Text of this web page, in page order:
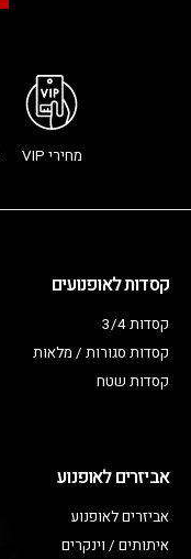
מחירי VIP
קסדות לאופנועים
קסדות 3/4
קסדות סגורות / מלאות
קסדות שטח
אביזרים לאופנוע
אביזרים לאופנוע
איתותים / וינקרים